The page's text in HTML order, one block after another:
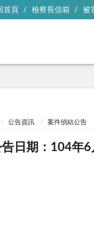
首頁 檢察長信箱 被
公告資訊 案件偵結公告
日期：104年6